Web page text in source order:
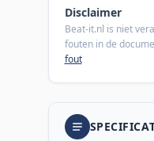
Disclaimer
Beat-it.nl is niet
fouten in de
fout